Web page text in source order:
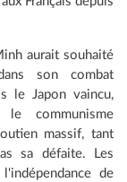
aurait souhaité
son combat
le Japon vaincu,
communisme
massif, tant
sa défaite. Les
de